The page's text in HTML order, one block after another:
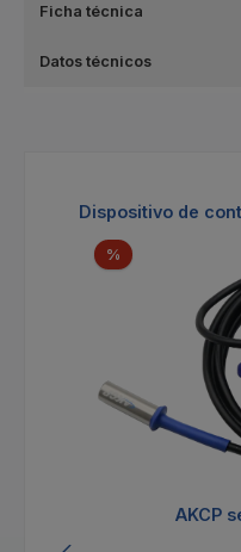
Ficha técnica
Datos técnicos
Omitir la galería de
Dispositivo de
%Descuento
AKCP